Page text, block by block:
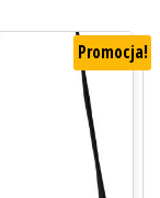
Promocja!